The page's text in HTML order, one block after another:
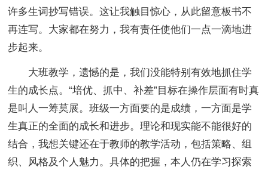
许多生词抄写错误。这让我触目惊心，从此留意板书不
再连写。大家都在努力，我有责任使他们一点一滴地进
步起来。
大班教学，遗憾的是，我们没能特别有效地抓住学
生的成长点。“培优、抓中、补差”目标在操作层面有时真
是叫人一筹莫展。班级一方面要的是成绩，一方面是学
生真正的全面的成长和进步。理论和现实能不能很好的
结合，我想关键还在于教师的教学活动，包括策略、组
织、风格及个人魅力。具体的把握，本人仍在学习探索